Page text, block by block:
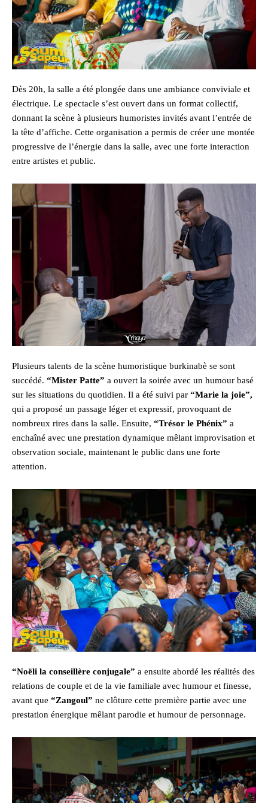
Dès 20h, la salle a été plongée dans une ambiance conviviale et
électrique. Le spectacle s’est ouvert dans un format collectif,
donnant la scène à plusieurs humoristes invités avant l’entrée de
la tête d’affiche. Cette organisation a permis de créer une montée
progressive de l’énergie dans la salle, avec une forte interaction
entre artistes et public.
Plusieurs talents de la scène humoristique burkinabè se sont
succédé. “Mister Patte” a ouvert la soirée avec un humour basé
sur les situations du quotidien. Il a été suivi par “Marie la joie”,
qui a proposé un passage léger et expressif, provoquant de
nombreux rires dans la salle. Ensuite, “Trésor le Phénix” a
enchaîné avec une prestation dynamique mêlant improvisation et
observation sociale, maintenant le public dans une forte
attention.
“Noëli la conseillère conjugale” a ensuite abordé les réalités des
relations de couple et de la vie familiale avec humour et finesse,
avant que “Zangoul” ne clôture cette première partie avec une
prestation énergique mêlant parodie et humour de personnage.